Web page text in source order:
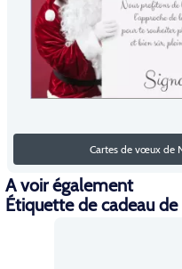
Cartes de vœux de
A voir également
Étiquette de cadeau